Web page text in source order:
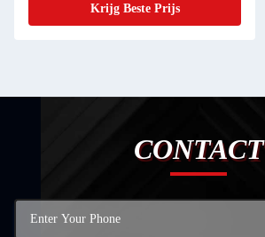
Krijg Beste Prijs
CONTACT